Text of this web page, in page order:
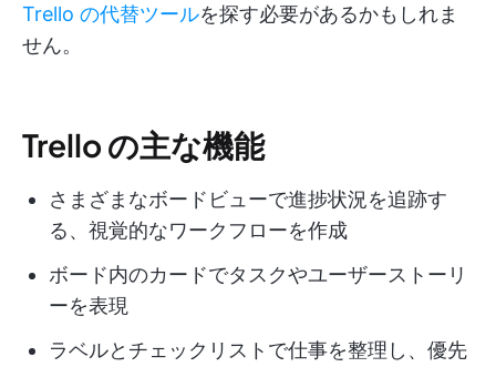
Trello の代替ツールを探す必要があるかもしれま
せん。
Trello の主な機能
さまざまなボードビューで進捗状況を追跡す
る、視覚的なワークフローを作成
ボード内のカードでタスクやユーザーストーリ
ーを表現
ラベルとチェックリストで仕事を整理し、優先